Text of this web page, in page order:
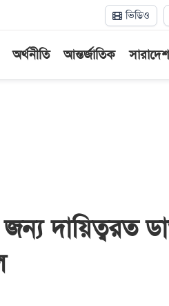
ভিডিও
অর্থনীতি আন্তর্জাতিক সারাদেশ
দায়িত্বরত